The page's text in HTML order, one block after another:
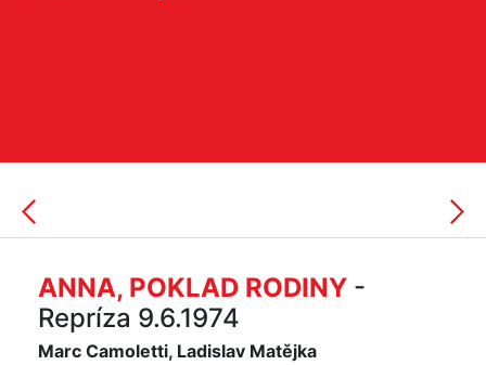
ANNA, POKLAD RODINY -
Repríza 9.6.1974
Marc Camoletti, Ladislav Matějka